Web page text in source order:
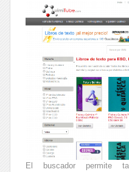
El buscador permite